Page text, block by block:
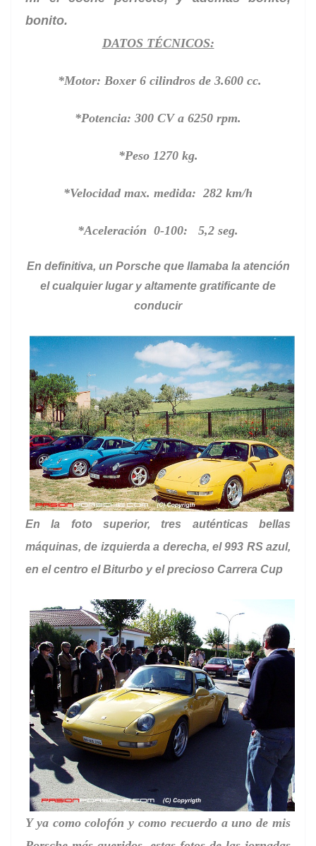
bonito.
DATOS TÉCNICOS:
*Motor: Boxer 6 cilindros de 3.600 cc.
*Potencia: 300 CV a 6250 rpm.
*Peso 1270 kg.
*Velocidad max. medida: 282 km/h
*Aceleración 0-100: 5,2 seg.
En definitiva, un Porsche que llamaba la atención
el cualquier lugar y altamente gratificante de
conducir
En la foto superior, tres auténticas bellas
máquinas, de izquierda a derecha, el 993 RS azul,
en el centro el Biturbo y el precioso Carrera Cup
Y ya como colofón y como recuerdo a uno de mis